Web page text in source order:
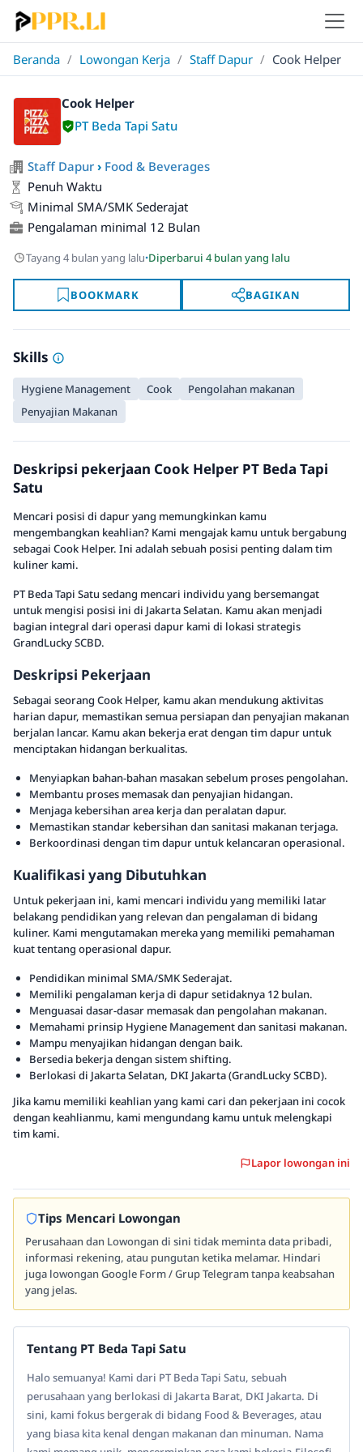
Beranda / Lowongan Kerja / Staff Dapur / Cook Helper
Cook Helper
PT Beda Tapi Satu
Staff Dapur › Food & Beverages
Penuh Waktu
Minimal SMA/SMK Sederajat
Pengalaman minimal 12 Bulan
Tayang 4 bulan yang lalu·Diperbarui 4 bulan yang lalu
BOOKMARK BAGIKAN
Skills
Hygiene Management Cook
Pengolahan makanan
Penyajian Makanan
Deskripsi pekerjaan Cook Helper PT Beda Tapi
Satu
Mencari posisi di dapur yang memungkinkan kamu
mengembangkan keahlian? Kami mengajak kamu untuk bergabung
sebagai Cook Helper. Ini adalah sebuah posisi penting dalam tim
kuliner kami.
PT Beda Tapi Satu sedang mencari individu yang bersemangat
untuk mengisi posisi ini di Jakarta Selatan. Kamu akan menjadi
bagian integral dari operasi dapur kami di lokasi strategis
GrandLucky SCBD.
Deskripsi Pekerjaan
Sebagai seorang Cook Helper, kamu akan mendukung aktivitas
harian dapur, memastikan semua persiapan dan penyajian makanan
berjalan lancar. Kamu akan bekerja erat dengan tim dapur untuk
menciptakan hidangan berkualitas.
Menyiapkan bahan-bahan masakan sebelum proses pengolahan.
Membantu proses memasak dan penyajian hidangan.
Menjaga kebersihan area kerja dan peralatan dapur.
Memastikan standar kebersihan dan sanitasi makanan terjaga.
Berkoordinasi dengan tim dapur untuk kelancaran operasional.
Kualifikasi yang Dibutuhkan
Untuk pekerjaan ini, kami mencari individu yang memiliki latar
belakang pendidikan yang relevan dan pengalaman di bidang
kuliner. Kami mengutamakan mereka yang memiliki pemahaman
kuat tentang operasional dapur.
Pendidikan minimal SMA/SMK Sederajat.
Memiliki pengalaman kerja di dapur setidaknya 12 bulan.
Menguasai dasar-dasar memasak dan pengolahan makanan.
Memahami prinsip Hygiene Management dan sanitasi makanan.
Mampu menyajikan hidangan dengan baik.
Bersedia bekerja dengan sistem shifting.
Berlokasi di Jakarta Selatan, DKI Jakarta (GrandLucky SCBD).
Jika kamu memiliki keahlian yang kami cari dan pekerjaan ini cocok
dengan keahlianmu, kami mengundang kamu untuk melengkapi
tim kami.
Lapor lowongan ini
Tips Mencari Lowongan
Perusahaan dan Lowongan di sini tidak meminta data pribadi,
informasi rekening, atau pungutan ketika melamar. Hindari
juga lowongan Google Form / Grup Telegram tanpa keabsahan
yang jelas.
Tentang PT Beda Tapi Satu
Halo semuanya! Kami dari PT Beda Tapi Satu, sebuah
perusahaan yang berlokasi di Jakarta Barat, DKI Jakarta. Di
sini, kami fokus bergerak di bidang Food & Beverages, atau
yang biasa kita kenal dengan makanan dan minuman. Nama